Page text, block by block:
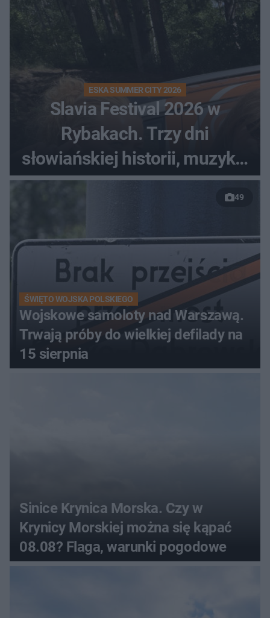
ESKA SUMMER CITY 2026
Slavia Festival 2026 w
Rybakach. Trzy dni
słowiańskiej historii, muzyki i
relaksu nad Jeziorem
49
ŚWIĘTO WOJSKA POLSKIEGO
Wojskowe samoloty nad Warszawą.
Trwają próby do wielkiej defilady na
15 sierpnia
Sinice Krynica Morska. Czy w
Krynicy Morskiej można się kąpać
08.08? Flaga, warunki pogodowe